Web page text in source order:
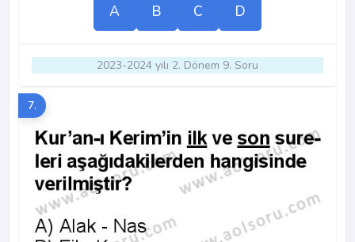
A B C D
2023-2024 yılı 2. Dönem 9. Soru
7.